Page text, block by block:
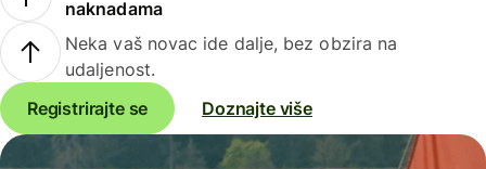
naknadama
Neka vaš novac ide dalje, bez obzira na
udaljenost.
Registrirajte se
Doznajte više